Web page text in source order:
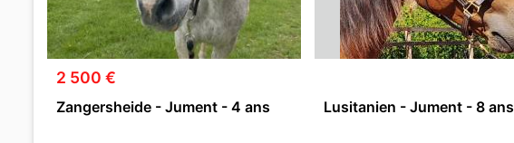
2 500 €
Zangersheide - Jument - 4 ans Lusitanien - Jument - 8 ans